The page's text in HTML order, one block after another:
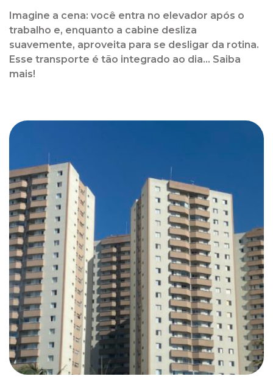
Imagine a cena: você entra no elevador após o
trabalho e, enquanto a cabine desliza
suavemente, aproveita para se desligar da rotina.
Esse transporte é tão integrado ao dia... Saiba
mais!